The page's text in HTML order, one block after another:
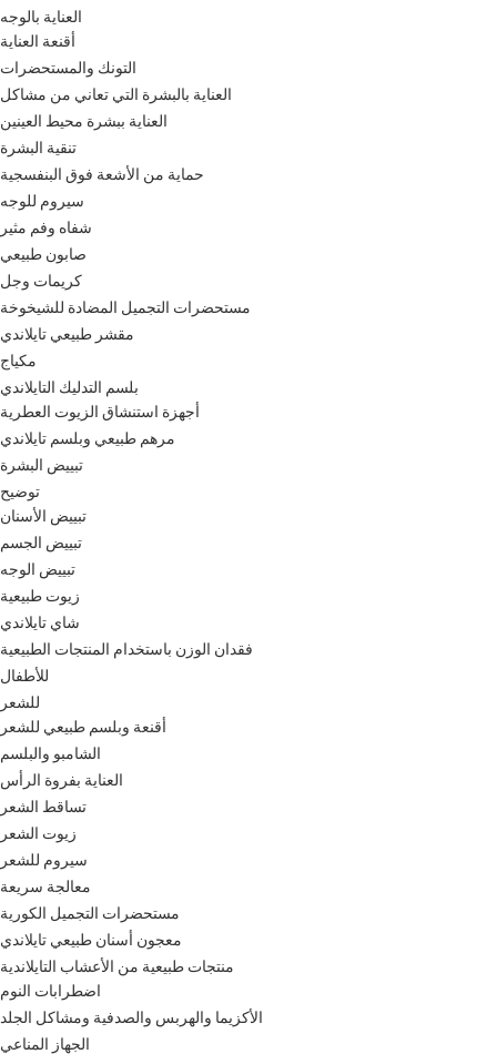
العناية بالوجه
أقنعة العناية
التونك والمستحضرات
العناية بالبشرة التي تعاني من مشاكل
العناية ببشرة محيط العينين
تنقية البشرة
حماية من الأشعة فوق البنفسجية
سيروم للوجه
شفاه وفم مثير
صابون طبيعي
كريمات وجل
مستحضرات التجميل المضادة للشيخوخة
مقشر طبيعي تايلاندي
مكياج
بلسم التدليك التايلاندي
أجهزة استنشاق الزيوت العطرية
مرهم طبيعي وبلسم تايلاندي
تبييض البشرة
توضيح
تبييض الأسنان
تبييض الجسم
تبييض الوجه
زيوت طبيعية
شاي تايلاندي
فقدان الوزن باستخدام المنتجات الطبيعية
للأطفال
للشعر
أقنعة وبلسم طبيعي للشعر
الشامبو والبلسم
العناية بفروة الرأس
تساقط الشعر
زيوت الشعر
سيروم للشعر
معالجة سريعة
مستحضرات التجميل الكورية
معجون أسنان طبيعي تايلاندي
منتجات طبيعية من الأعشاب التايلاندية
اضطرابات النوم
الأكزيما والهربس والصدفية ومشاكل الجلد
الجهاز المناعي